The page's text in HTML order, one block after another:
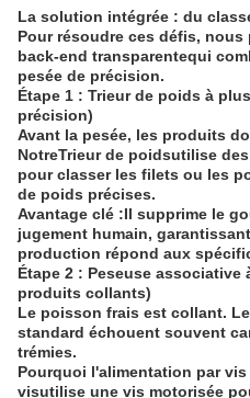
La solution intégrée : du
Pour résoudre ces défis,
back-end transparentequi
pesée de précision.
Étape 1 : Trieur de poids à
précision)
Avant la pesée, les produits
NotreTrieur de poidsutilise
pour classer les filets ou les
de poids précises.
Avantage clé :Il supprime le
jugement humain,
production répond aux
Étape 2 : Peseuse associative
produits collants)
Le poisson frais est collant.
standard échouent souvent
trémies.
Pourquoi l'alimentation par vis
visutilise une vis motorisée